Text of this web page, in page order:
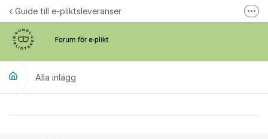
Hoppa till innehåll
Guide till e-pliktsleveranser
Alla inlägg